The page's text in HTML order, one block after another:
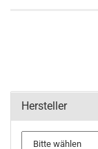
Hersteller